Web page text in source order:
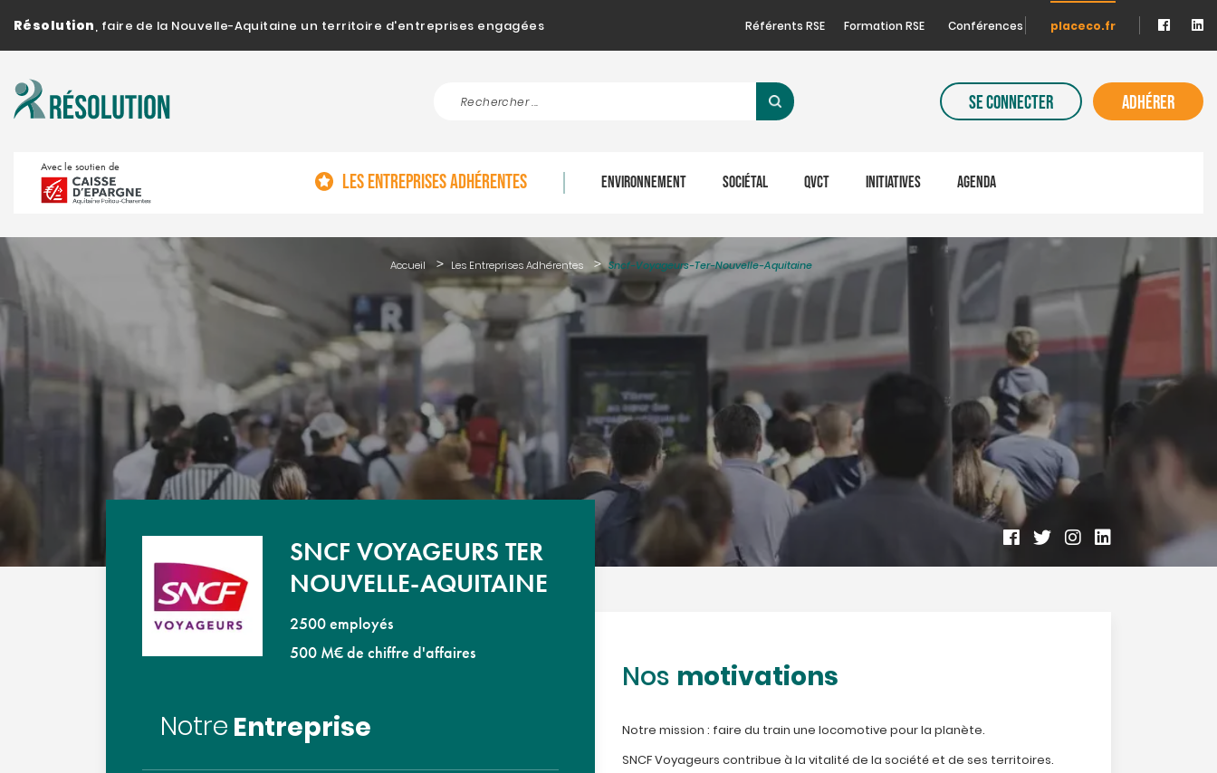
Résolution, faire de la Nouvelle-Aquitaine un territoire d'entreprises engagées Référents RSE Formation RSE Conférences placeco.fr
SE CONNECTER ADHÉRER
Avec le soutien de
LES ENTREPRISES ADHÉRENTES ENVIRONNEMENT SOCIÉTAL QVCT INITIATIVES AGENDA
Accueil Les Entreprises Adhérentes Sncf-Voyageurs-Ter-Nouvelle-Aquitaine
SNCF VOYAGEURS TER
NOUVELLE-AQUITAINE
2500 employés
500 M€ de chiffre d'affaires
NotreEntreprise
Nos motivations
Notre mission : faire du train une locomotive pour la planète.
SNCF Voyageurs contribue à la vitalité de la société et de ses territoires.